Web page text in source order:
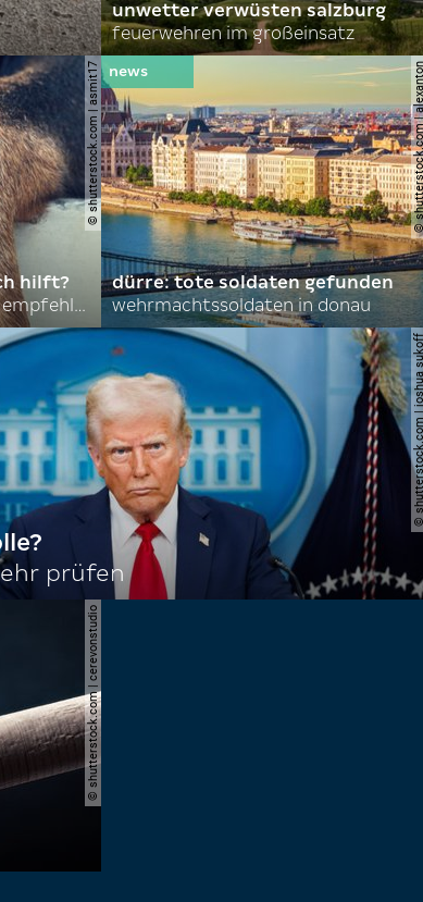
unwetter verwüsten salzburg
feuerwehren im großeinsatz
© shutterstock.com | asmit17
hilft?
nordkoreas sommerliche empfehlungen
©
dürre: tote soldaten gefunden
wehrmachtssoldaten in donau
©
prüfen
© shutterstock.com | cerevonstudio